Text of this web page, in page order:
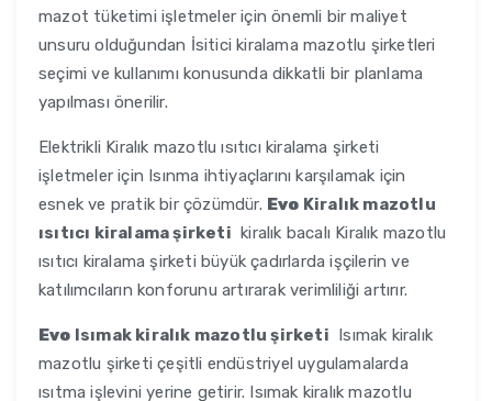
mazot tüketimi işletmeler için önemli bir maliyet
unsuru olduğundan İsitici kiralama mazotlu şirketleri
seçimi ve kullanımı konusunda dikkatli bir planlama
yapılması önerilir.
Elektrikli Kiralık mazotlu ısıtıcı kiralama şirketi
işletmeler için Isınma ihtiyaçlarını karşılamak için
esnek ve pratik bir çözümdür. Evo Kiralık mazotlu
ısıtıcı kiralama şirketi kiralık bacalı Kiralık mazotlu
ısıtıcı kiralama şirketi büyük çadırlarda işçilerin ve
katılımcıların konforunu artırarak verimliliği artırır.
Evo Isımak kiralık mazotlu şirketi Isımak kiralık
mazotlu şirketi çeşitli endüstriyel uygulamalarda
ısıtma işlevini yerine getirir. Isımak kiralık mazotlu